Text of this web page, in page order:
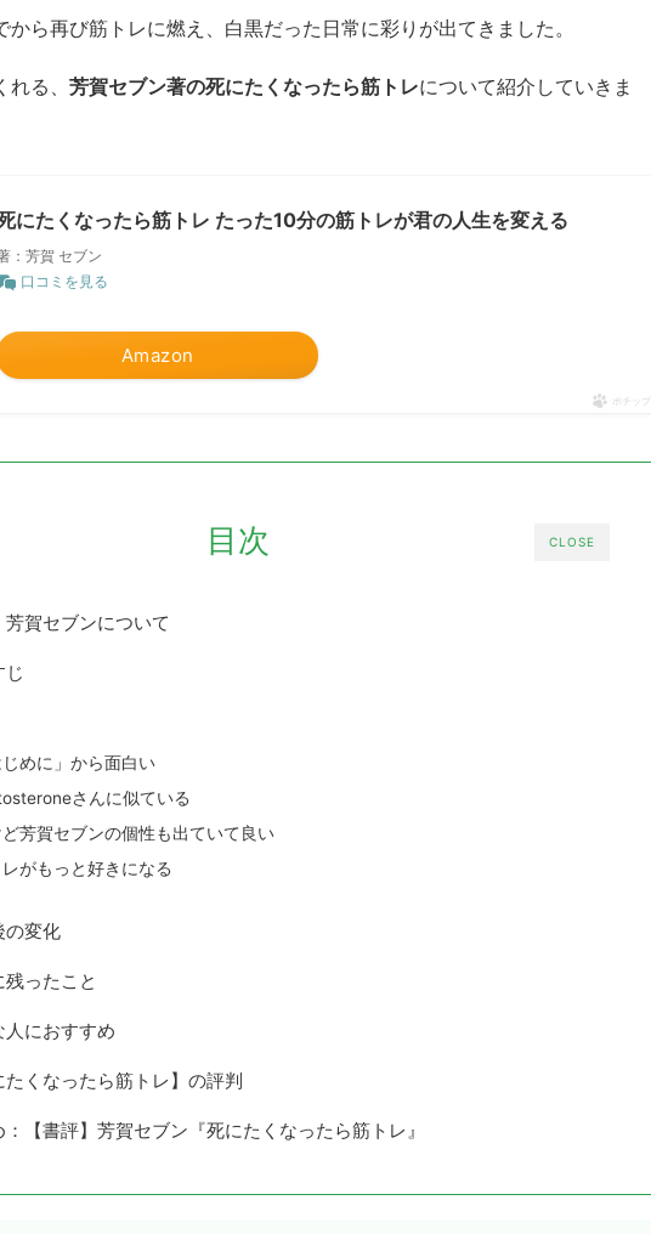
から再び筋トレに燃え、白黒だった日常に彩りが出てきました。
る、 芳賀セブン著の死にたくなったら筋トレについて紹介していきま
にたくなったら筋トレ たった10分の筋トレが君の人生を変える
：芳賀 セブン
口コミを見る
Amazon
ポチップ
CLOSE
目次
芳賀セブンについて
じ
じめに」から面白い
さんに似ている
芳賀セブンの個性も出ていて良い
がもっと好きになる
の変化
残ったこと
人におすすめ
たくなったら筋トレ】の評判
：【書評】芳賀セブン『死にたくなったら筋トレ』